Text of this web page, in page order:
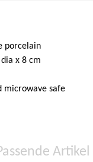
porcelain
x 8 cm
microwave safe
Artikel